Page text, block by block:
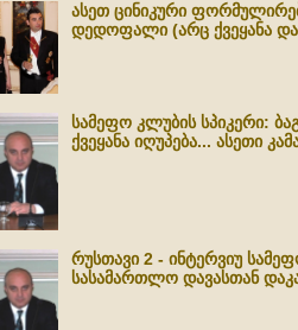
ასეთ ცინიკური
დედოფალი (არც ქვეყანა
სამეფო კლუბის სპიკერი:
ქვეყანა იღუპება... ასეთი
რუსთავი 2 - ინტერვიუ
სასამართლო დავასთან